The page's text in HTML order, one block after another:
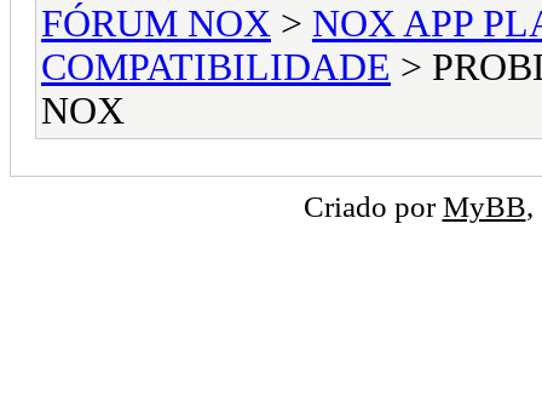
FÓRUM NOX > NOX APP
COMPATIBILIDADE >
NOX
Criado porMyBB,